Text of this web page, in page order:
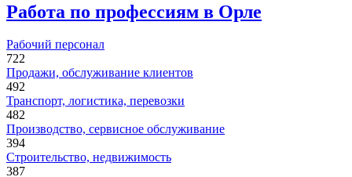
Работа по профессиям в Орле
Рабочий персонал
722
Продажи, обслуживание клиентов
492
Транспорт, логистика, перевозки
482
Производство, сервисное обслуживание
394
Строительство, недвижимость
387